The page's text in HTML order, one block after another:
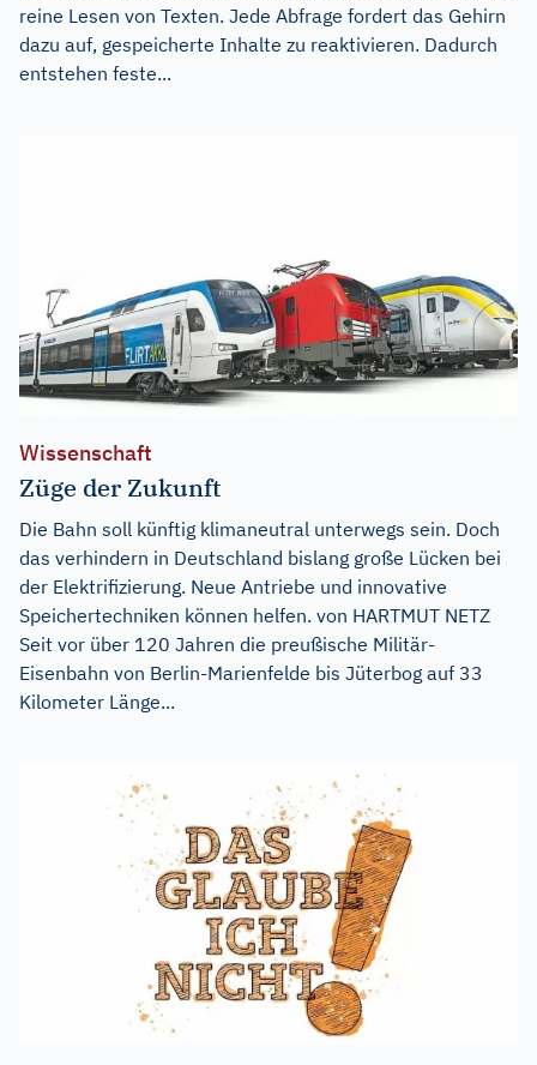
reine Lesen von Texten. Jede Abfrage fordert das Gehirn
dazu auf, gespeicherte Inhalte zu reaktivieren. Dadurch
entstehen feste...
Wissenschaft
Züge der Zukunft
Die Bahn soll künftig klimaneutral unterwegs sein. Doch
das verhindern in Deutschland bislang große Lücken bei
der Elektrifizierung. Neue Antriebe und innovative
Speichertechniken können helfen. von HARTMUT NETZ
Seit vor über 120 Jahren die preußische Militär-
Eisenbahn von Berlin-Marienfelde bis Jüterbog auf 33
Kilometer Länge...